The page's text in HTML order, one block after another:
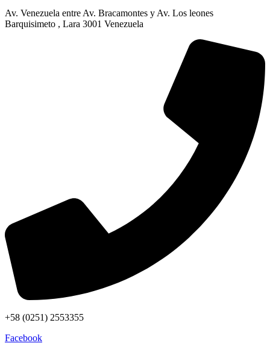
Av. Venezuela entre Av. Bracamontes y Av. Los leones
Barquisimeto , Lara 3001 Venezuela
+58 (0251) 2553355
Facebook